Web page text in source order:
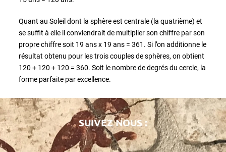
Quant au Soleil dont la sphère est centrale (la quatrième) et
se suffit à elle il conviendrait de multiplier son chiffre par son
propre chiffre soit 19 ans x 19 ans = 361. Si l’on additionne le
résultat obtenu pour les trois couples de sphères, on obtient
120 + 120 + 120 = 360. Soit le nombre de degrés du cercle, la
forme parfaite par excellence.
SUIVEZ NOUS :